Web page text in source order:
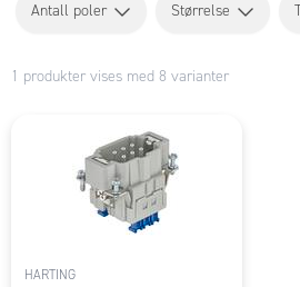
Antall poler Størrelse
1 produkter vises med 8 varianter
HARTING